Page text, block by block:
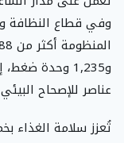
وفي قطاع النظافة
عناصر للإصحاح البيئي و380 مراقبًا لسلامة الغذاء
تُعزز سلامة الغذاء